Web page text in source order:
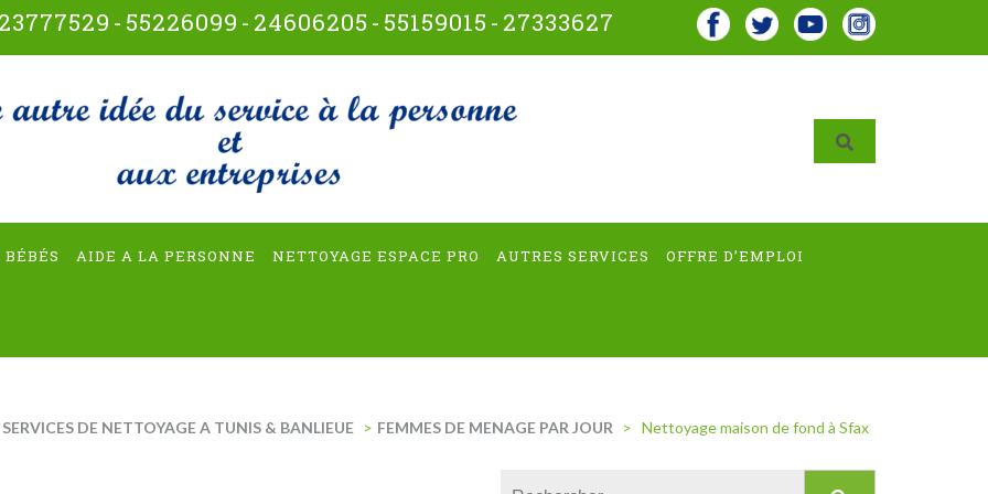
23777529 - 55226099 - 24606205 - 55159015 - 27333627
multiservices
BÉBÉS AIDE A LA PERSONNE NETTOYAGE ESPACE PRO AUTRES SERVICES OFFRE D’EMPLOI
SERVICES DE NETTOYAGE A TUNIS & BANLIEUE > FEMMES DE MENAGE PAR JOUR > Nettoyage maison de fond à Sfax
Rechercher :